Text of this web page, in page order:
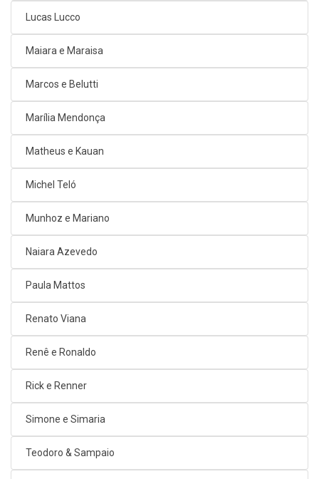
Lucas Lucco
Maiara e Maraisa
Marcos e Belutti
Marília Mendonça
Matheus e Kauan
Michel Teló
Munhoz e Mariano
Naiara Azevedo
Paula Mattos
Renato Viana
Renê e Ronaldo
Rick e Renner
Simone e Simaria
Teodoro & Sampaio